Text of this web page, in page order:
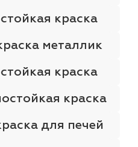
краска
металлик
краска
краска
для печей